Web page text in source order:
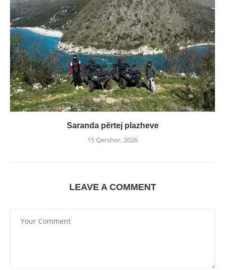
Saranda përtej plazheve
15 Qershor, 2026
LEAVE A COMMENT